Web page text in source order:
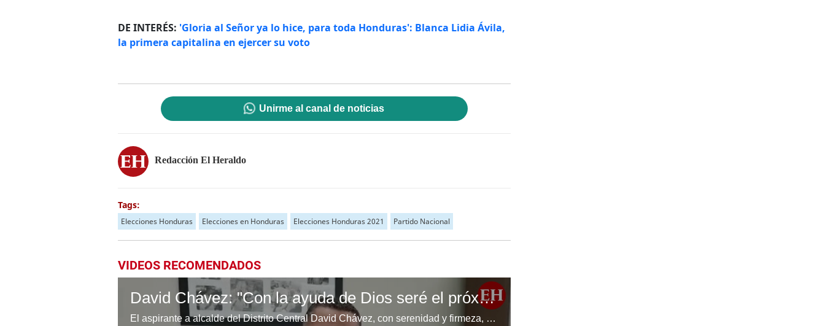
DE INTERÉS: 'Gloria al Señor ya lo hice, para toda Honduras': Blanca Lidia Ávila,
la primera capitalina en ejercer su voto
Unirme al canal de noticias
Redacción El Heraldo
Tags:
Elecciones Honduras Elecciones en Honduras Elecciones Honduras 2021 Partido Nacional
VIDEOS RECOMENDADOS
David Chávez: "Con la ayuda de Dios seré el próximo alcalde"
El aspirante a alcalde del Distrito Central David Chávez, con serenidad y firmeza, asegura que “con la ayuda de Dios y los capitalinos” continuará las buenas obras de Nasry “Tito” Asfura.